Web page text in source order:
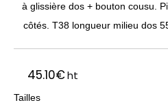
à glissière dos + bouton cousu.
côtés. T38 longueur milieu dos
45.10€ht
Tailles